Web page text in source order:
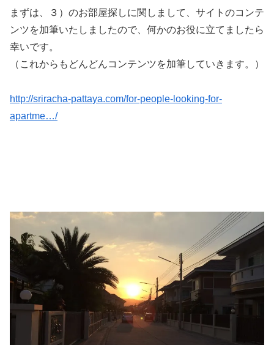
まずは、３）のお部屋探しに関しまして、サイトのコンテ
ンツを加筆いたしましたので、何かのお役に立てましたら
幸いです。
（これからもどんどんコンテンツを加筆していきます。）
http://sriracha-pattaya.com/for-people-looking-for-
apartme…/